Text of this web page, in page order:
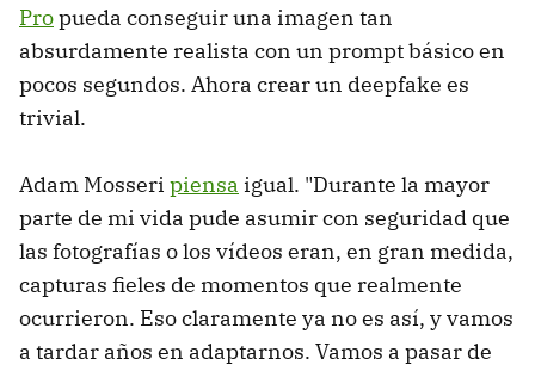
Propueda conseguir una imagen tan
absurdamente realista con un prompt básico en
pocos segundos. Ahora crear un deepfake es
trivial.
Adam Mosseri piensa igual. "Durante la mayor
parte de mi vida pude asumir con seguridad que
las fotografías o los vídeos eran, en gran medida,
capturas fieles de momentos que realmente
ocurrieron. Eso claramente ya no es así, y vamos
a tardar años en adaptarnos. Vamos a pasar de